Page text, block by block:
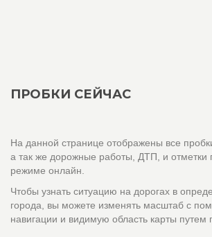
ПРОБКИ СЕЙЧАС
На данной странице отображены все
а так же дорожные работы, ДТП, и отметки
режиме онлайн.
Чтобы узнать ситуацию на дорогах в
города, вы можете изменять масштаб с
навигации и видимую область карты путем